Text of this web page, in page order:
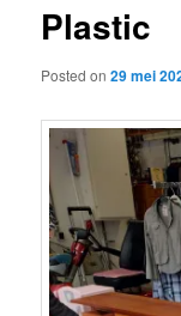
content
Plastic
Posted on29 mei